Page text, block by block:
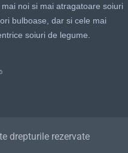
mai noi si mai atragatoare soiuri
bulboase, dar si cele mai
soiuri de legume.
drepturile rezervate